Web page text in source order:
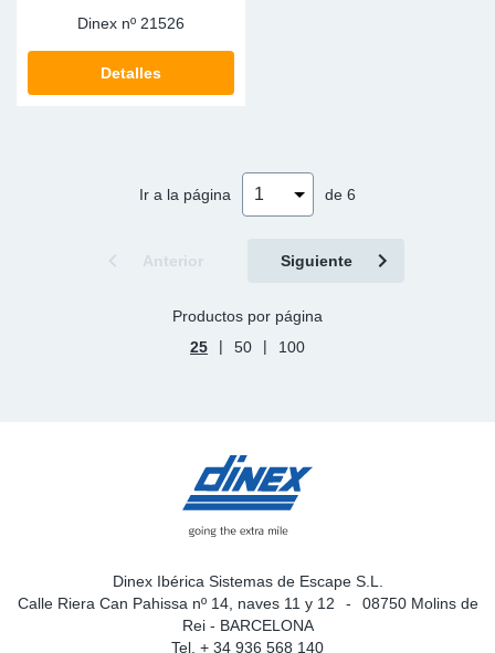
Dinex nº 21526
Detalles
Ir a la página de 6
Anterior Siguiente
Productos por página
25
| 50 | 100
Dinex Ibérica Sistemas de Escape S.L.
Calle Riera Can Pahissa nº 14, naves 11 y 12
08750 Molins de
Rei - BARCELONA
Tel. + 34 936 568 140